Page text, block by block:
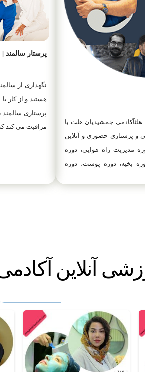
جمشیدیان هلث با
و پرستاری حضوری و آنلاین
مدیریت راه هوایی، دوره
بخیه، دوره پوست، دوره
پرستار سالمند
نگهداری از
هستید و از کار
پرستاری
مراقبت می کند
آنلاین